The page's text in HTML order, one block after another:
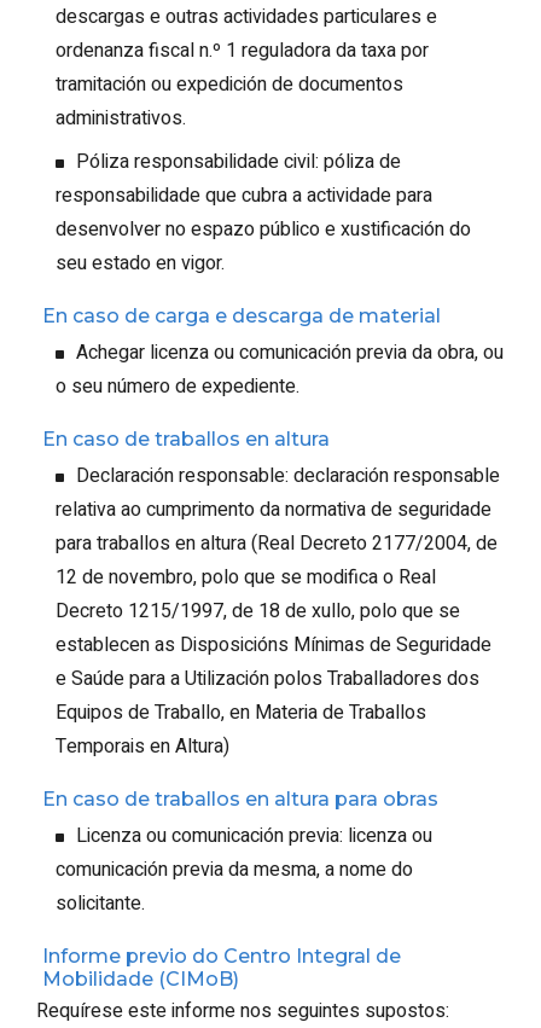
descargas e outras actividades particulares e
ordenanza fiscal n.º 1 reguladora da taxa por
tramitación ou expedición de documentos
administrativos.
Póliza responsabilidade civil: póliza de
responsabilidade que cubra a actividade para
desenvolver no espazo público e xustificación do
seu estado en vigor.
En caso de carga e descarga de material
Achegar licenza ou comunicación previa da obra, ou
o seu número de expediente.
En caso de traballos en altura
Declaración responsable: declaración responsable
relativa ao cumprimento da normativa de seguridade
para traballos en altura (Real Decreto 2177/2004, de
12 de novembro, polo que se modifica o Real
Decreto 1215/1997, de 18 de xullo, polo que se
establecen as Disposicións Mínimas de Seguridade
e Saúde para a Utilización polos Traballadores dos
Equipos de Traballo, en Materia de Traballos
Temporais en Altura)
En caso de traballos en altura para obras
Licenza ou comunicación previa: licenza ou
comunicación previa da mesma, a nome do
solicitante.
Informe previo do Centro Integral de
Mobilidade (CIMoB)
Requírese este informe nos seguintes supostos: